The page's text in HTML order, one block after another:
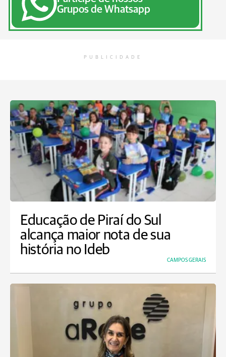
Grupos de Whatsapp
PUBLICIDADE
Educação de Piraí do Sul
alcança maior nota de sua
história no Ideb
CAMPOS GERAIS